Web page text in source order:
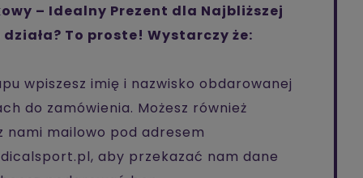
– Idealny Prezent dla Najbliższej
To proste! Wystarczy że:
wpiszesz imię i nazwisko obdarowanej
do zamówienia. Możesz również
nami mailowo pod adresem
aby przekazać nam dane